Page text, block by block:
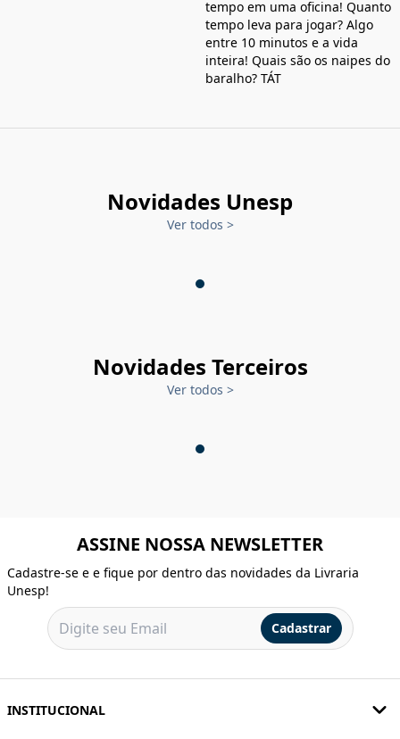
tempo em uma oficina! Quanto
tempo leva para jogar? Algo
entre 10 minutos e a vida
inteira! Quais são os naipes do
baralho? TÁT
Novidades Unesp
Ver todos >
Novidades Terceiros
Ver todos >
ASSINE NOSSA NEWSLETTER
Cadastre-se e e fique por dentro das novidades da Livraria
Unesp!
Cadastrar
INSTITUCIONAL